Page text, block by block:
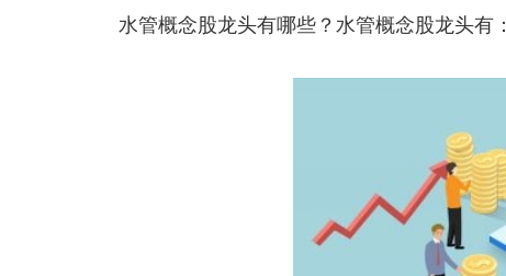
水管概念股龙头有哪些？水管概念股龙头有：